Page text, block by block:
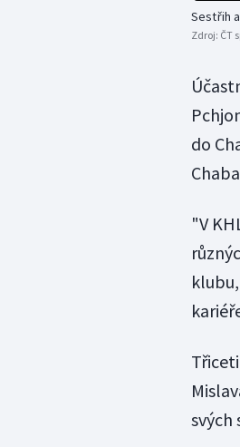
Sestřih
Zdroj: ČT
do
"V
svých